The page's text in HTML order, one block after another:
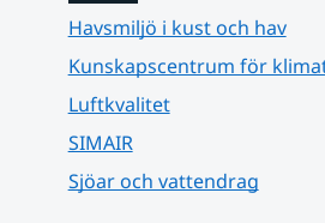
Havsmiljö i kust och hav
Kunskapscentrum för
Luftkvalitet
SIMAIR
Sjöar och vattendrag